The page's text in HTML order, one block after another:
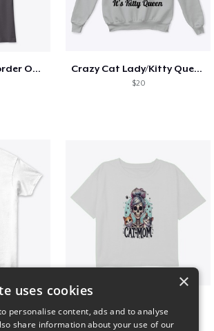
Obsessive Cat Disorder OCD Kittens Lover Crazy Cat Lady/Kitty Queen
$20
Coffee
$27
×
uses cookies
personalise content, ads and to analyse
share information about your use of our